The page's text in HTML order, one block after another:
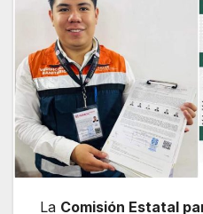
La Comisión Estatal